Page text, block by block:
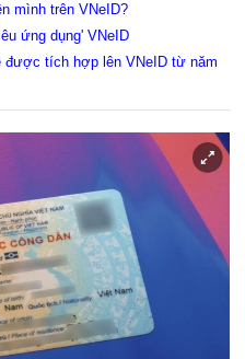
mình trên VNeID?
ứng dụng' VNeID
tích hợp lên VNeID từ năm